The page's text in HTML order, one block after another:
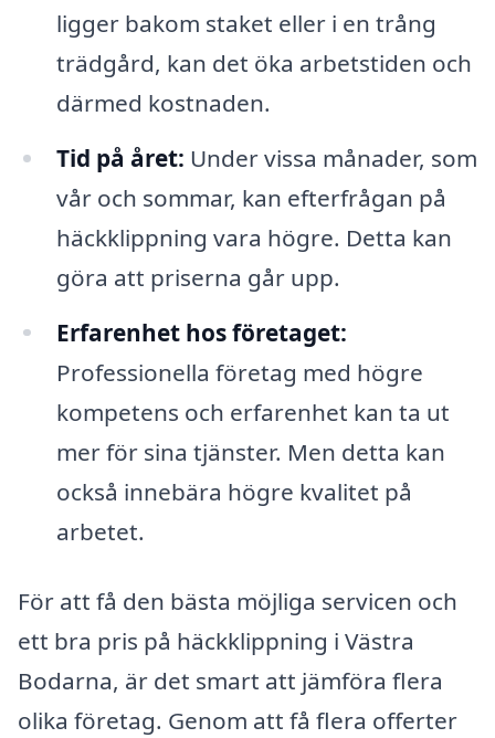
ligger bakom staket eller i en trång
trädgård, kan det öka arbetstiden och
därmed kostnaden.
Tid på året: Under vissa månader, som
vår och sommar, kan efterfrågan på
häckklippning vara högre. Detta kan
göra att priserna går upp.
Erfarenhet hos företaget:
Professionella företag med högre
kompetens och erfarenhet kan ta ut
mer för sina tjänster. Men detta kan
också innebära högre kvalitet på
arbetet.
För att få den bästa möjliga servicen och
ett bra pris på häckklippning i Västra
Bodarna, är det smart att jämföra flera
olika företag. Genom att få flera offerter